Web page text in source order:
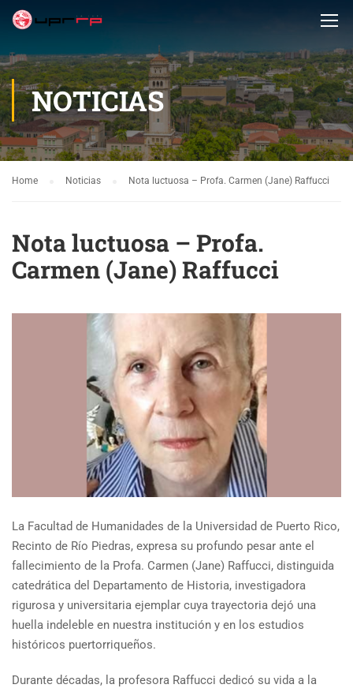
NOTICIAS
Home Noticias Nota luctuosa – Profa. Carmen (Jane) Raffucci
Nota luctuosa – Profa.
Carmen (Jane) Raffucci
La Facultad de Humanidades de la Universidad de Puerto Rico,
Recinto de Río Piedras, expresa su profundo pesar ante el
fallecimiento de la Profa. Carmen (Jane) Raffucci, distinguida
catedrática del Departamento de Historia, investigadora
rigurosa y universitaria ejemplar cuya trayectoria dejó una
huella indeleble en nuestra institución y en los estudios
históricos puertorriqueños.
Durante décadas, la profesora Raffucci dedicó su vida a la